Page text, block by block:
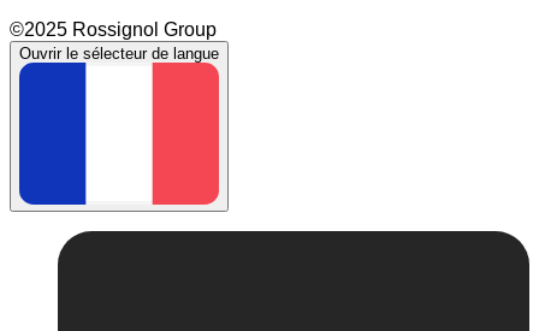
©2025 Rossignol Group
Ouvrir le sélecteur de langue